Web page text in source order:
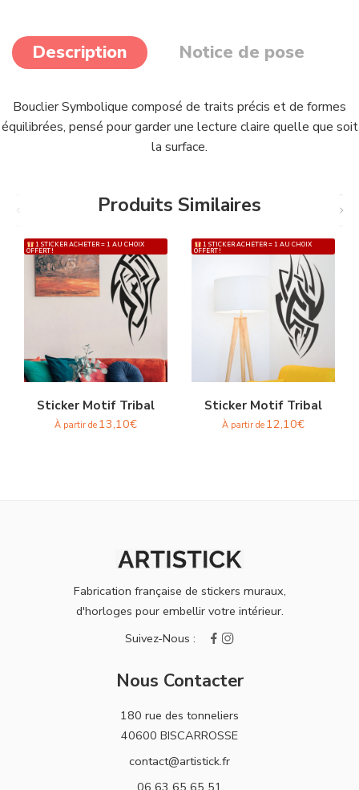
Description Notice de pose
Bouclier Symbolique composé de traits précis et de formes
équilibrées, pensé pour garder une lecture claire quelle que soit
la surface.
Produits Similaires
1 STICKER ACHETER = 1 AU CHOIX
OFFERT !
Sticker Motif Tribal
À partir de 13,10€
1 STICKER ACHETER = 1 AU CHOIX
OFFERT !
Sticker Motif Tribal
À partir de 12,10€
Fabrication française de stickers muraux,
d'horloges pour embellir votre intérieur.
Nous Contacter
180 rue des tonneliers
40600 BISCARROSSE
contact@artistick.fr
06 63 65 65 51